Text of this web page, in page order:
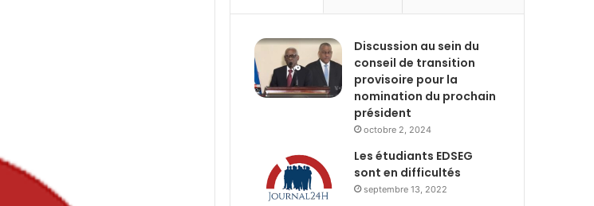
Discussion au sein du
conseil de transition
provisoire pour la
nomination du prochain
président
octobre 2, 2024
Les étudiants EDSEG
sont en difficultés
septembre 13, 2022